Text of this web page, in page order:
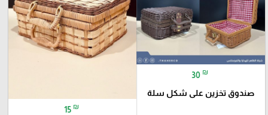
30 ₪
صندوق تخزين على شكل سلة
15 ₪